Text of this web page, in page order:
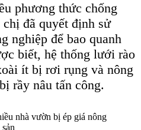
phương thức chống
đã quyết định sử
nghiệp để bao quanh
biết, hệ thống lưới rào
ít bị rơi rụng và nông
rầy nâu tấn công.